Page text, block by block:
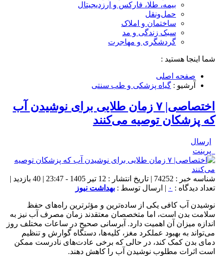
بیمه، طلا، فارکس و ارزدیجیتال
حمل‌و‌نقل
ساختمان و املاک
سبک زندگی و مد
گردشگری و مهاجرت
شما اینجا هستید :
صفحه اصلی
آرشیو : گیاه پزشکی و طب سنتی
اختصاصی| ۷ زمان طلایی برای نوشیدن آب
که پزشکان توصیه می‌کنند
ارسال
پرینت
شناسه خبر : 74252 | تاریخ انتشار : 12 تیر 1405 - 23:47 | 40 بازدید |
تعداد دیدگاه : ۰ | ارسال توسط : بهداشت نیوز
نوشیدن آب کافی یکی از ساده‌ترین و مؤثرترین راه‌های حفظ
سلامت بدن است، اما متخصصان معتقدند زمان مصرف آب نیز به
اندازه میزان آن اهمیت دارد. آبرسانی صحیح در ساعات مختلف روز
می‌تواند به بهبود عملکرد مغز، کلیه‌ها، دستگاه گوارش و تنظیم
دمای بدن کمک کند، در حالی که برخی عادت‌های نادرست ممکن
است اثرات مطلوب نوشیدن آب را کاهش دهند.